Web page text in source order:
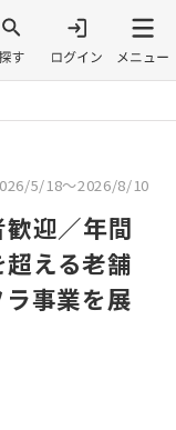
5/18～2026/8/10
迎／年間
える老舗
事業を展